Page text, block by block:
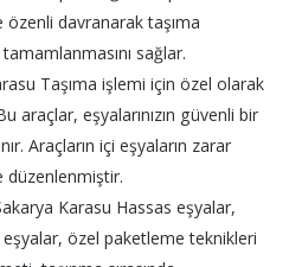
özenli davranarak taşıma
sağlar.
Taşıma işlemi için özel olarak
araçlar, eşyalarınızın güvenli bir
Araçların içi eşyaların zarar
düzenlenmiştir.
Karasu Hassas eşyalar,
eşyalar, özel paketleme teknikleri